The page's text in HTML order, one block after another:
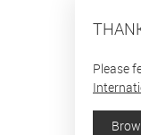
Please